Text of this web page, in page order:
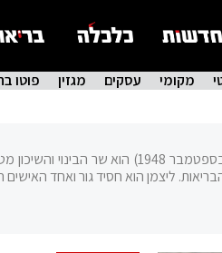
מקומי עסקים מגזין פוטו
ליצמן הוא חסיד גור ואחד האישים